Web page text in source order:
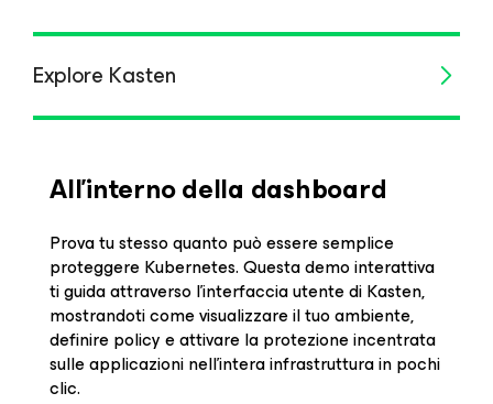
Explore Kasten
All'interno della dashboard
Prova tu stesso quanto può essere semplice
proteggere Kubernetes. Questa demo interattiva
ti guida attraverso l'interfaccia utente di Kasten,
mostrandoti come visualizzare il tuo ambiente,
definire policy e attivare la protezione incentrata
sulle applicazioni nell'intera infrastruttura in pochi
clic.